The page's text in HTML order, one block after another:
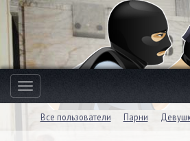
Toggle
navigation
Все пользователи Парни